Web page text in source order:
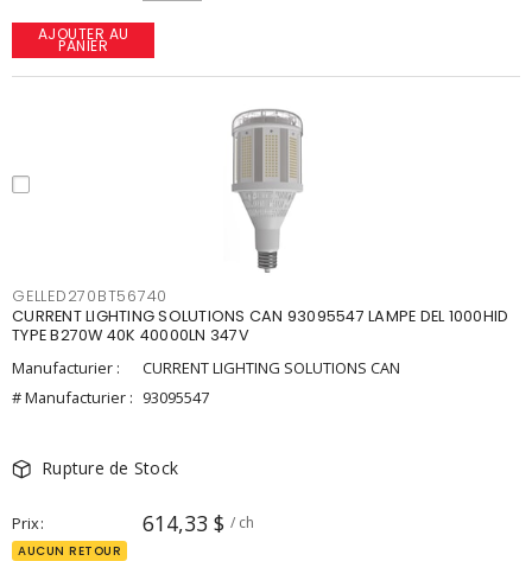
AJOUTER AU
PANIER
GELLED270BT56740
CURRENT LIGHTING SOLUTIONS CAN 93095547 LAMPE DEL 1000HID
TYPE B270W 40K 40000LN 347V
Manufacturier :
CURRENT LIGHTING SOLUTIONS CAN
# Manufacturier : 93095547
Rupture de Stock
Prix 614,33 $ / ch
AUCUN RETOUR